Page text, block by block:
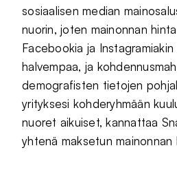
sosiaalisen median
nuorin, joten mainonnan
Facebookia ja
halvempaa, ja
demografisten tietojen
yrityksesi kohderyhmään
nuoret aikuiset, kannattaa
yhtenä maksetun mainonnan